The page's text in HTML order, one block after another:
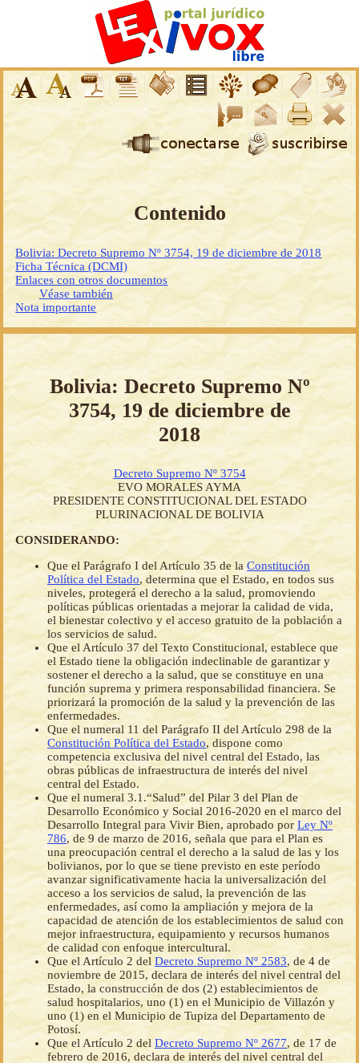
Contenido
Bolivia: Decreto Supremo Nº 3754, 19 de diciembre de 2018
Ficha Técnica (DCMI)
Enlaces con otros documentos
Véase también
Nota importante
Bolivia: Decreto Supremo Nº
3754, 19 de diciembre de
2018
Decreto Supremo Nº 3754
EVO MORALES AYMA
PRESIDENTE CONSTITUCIONAL DEL ESTADO
PLURINACIONAL DE BOLIVIA
CONSIDERANDO:
Que el Parágrafo I del Artículo 35 de la Constitución
Política del Estado, determina que el Estado, en todos sus
niveles, protegerá el derecho a la salud, promoviendo
políticas públicas orientadas a mejorar la calidad de vida,
el bienestar colectivo y el acceso gratuito de la población a
los servicios de salud.
Que el Artículo 37 del Texto Constitucional, establece que
el Estado tiene la obligación indeclinable de garantizar y
sostener el derecho a la salud, que se constituye en una
función suprema y primera responsabilidad financiera. Se
priorizará la promoción de la salud y la prevención de las
enfermedades.
Que el numeral 11 del Parágrafo II del Artículo 298 de la
Constitución Política del Estado, dispone como
competencia exclusiva del nivel central del Estado, las
obras públicas de infraestructura de interés del nivel
central del Estado.
Que el numeral 3.1.“Salud” del Pilar 3 del Plan de
Desarrollo Económico y Social 2016-2020 en el marco del
Desarrollo Integral para Vivir Bien, aprobado por Ley Nº
786, de 9 de marzo de 2016, señala que para el Plan es
una preocupación central el derecho a la salud de las y los
bolivianos, por lo que se tiene previsto en este período
avanzar significativamente hacia la universalización del
acceso a los servicios de salud, la prevención de las
enfermedades, así como la ampliación y mejora de la
capacidad de atención de los establecimientos de salud con
mejor infraestructura, equipamiento y recursos humanos
de calidad con enfoque intercultural.
Que el Artículo 2 del Decreto Supremo Nº 2583, de 4 de
noviembre de 2015, declara de interés del nivel central del
Estado, la construcción de dos (2) establecimientos de
salud hospitalarios, uno (1) en el Municipio de Villazón y
uno (1) en el Municipio de Tupiza del Departamento de
Potosí.
Que el Artículo 2 del Decreto Supremo Nº 2677, de 17 de
febrero de 2016, declara de interés del nivel central del